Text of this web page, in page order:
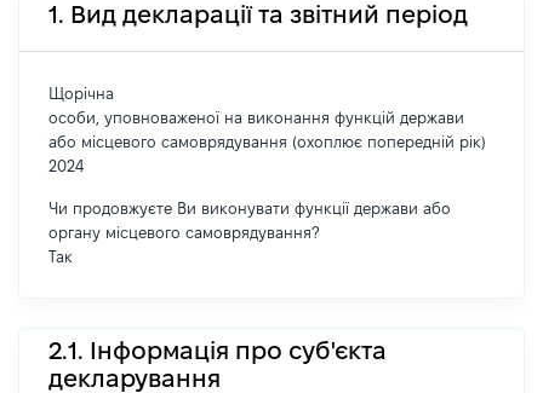
1. Вид декларації та звітний період
Щорічна
особи, уповноваженої на виконання функцій держави
або місцевого самоврядування (охоплює попередній рік)
2024
Чи продовжуєте Ви виконувати функції держави або
органу місцевого самоврядування?
Так
2.1. Інформація про суб'єкта
декларування